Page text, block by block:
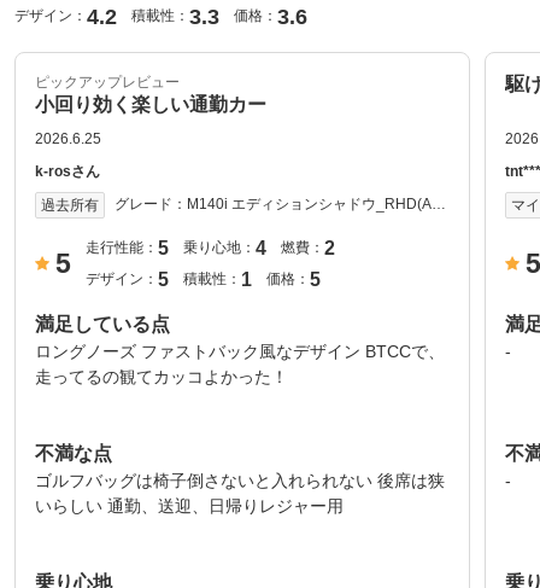
デザイン： 4.2 積載性： 3.3 価格： 3.6
ピックアップレビュー
小回り効く楽しい通勤カー
2026.6.25
k-rosさん
過去所有
グレード： M140i エディションシャドウ_RHD(AT_
5
走行性能： 5 乗り心地： 4 燃費： 2
デザイン： 5 積載性： 1 価格： 5
満足している点
ロングノーズ ファストバック風なデザイン BTCCで、
走ってるの観てカッコよかった！
不満な点
ゴルフバッグは椅子倒さないと入れられない 後席は狭
いらしい 通勤、送迎、日帰りレジャー用
乗り心地
駆
マ
満
-
不
-
乗